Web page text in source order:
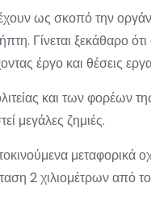
ως σκοπό την
Γίνεται ξεκάθαρο ότι
έργο και θέσεις
και των φορέων
μεγάλες ζημιές.
μεταφορικά
2 χιλιομέτρων από